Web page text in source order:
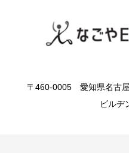
〒460-0005 愛知県名古
ビルヂ